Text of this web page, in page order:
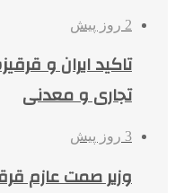
2 روز پیش
تاکید ایران و
تجاری و معدنی
3 روز پیش
وزیر صمت عازم